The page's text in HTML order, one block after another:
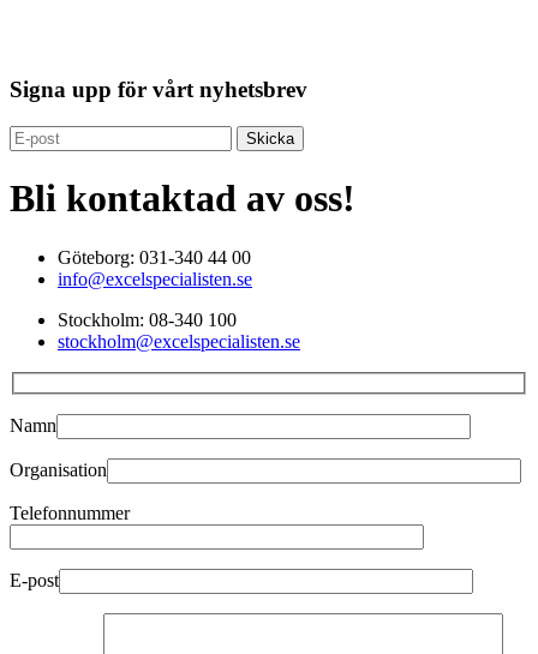
Signa upp för vårt nyhetsbrev
Bli kontaktad av oss!
Göteborg: 031-340 44 00
info@excelspecialisten.se
Stockholm: 08-340 100
stockholm@excelspecialisten.se
Namn
Organisation
Telefonnummer
E-post